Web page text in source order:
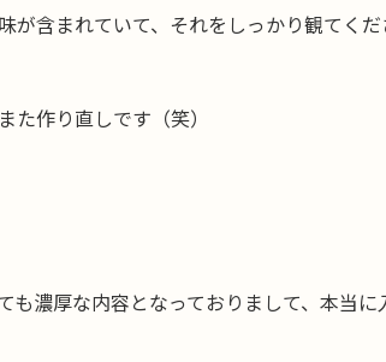
含まれていて、それをしっかり観てく
た作り直しです（笑）
濃厚な内容となっておりまして、本当